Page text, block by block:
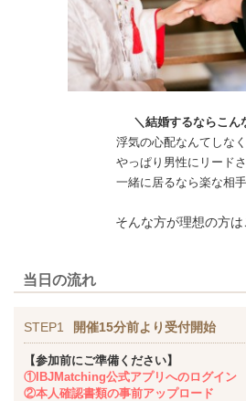
＼結婚するならこん
浮気の心配なんてしな
やっぱり男性にリード
一緒に居るなら楽な相
そんな方が理想の方
当日の流れ
STEP1 開催15分前より受付開始
【参加前にご準備ください】
①IBJMatching公式アプリへのログイン
②本人確認書類の事前アップロード